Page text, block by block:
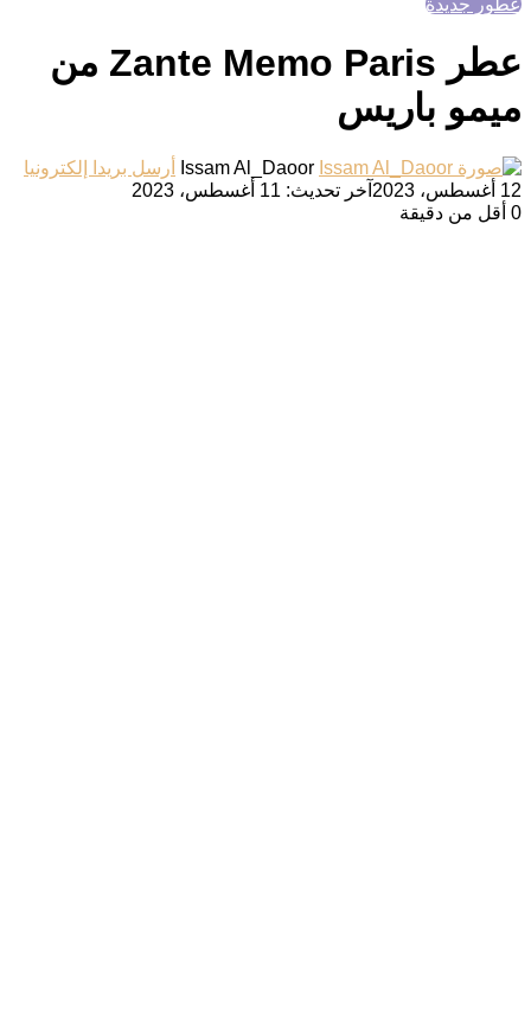
عطور جديدة
عطر Zante Memo Paris من
ميمو باريس
Issam Al_Daoor
أرسل بريدا إلكترونيا
12 أغسطس، 2023
آخر تحديث: 11 أغسطس، 2023
0 أقل من دقيقة